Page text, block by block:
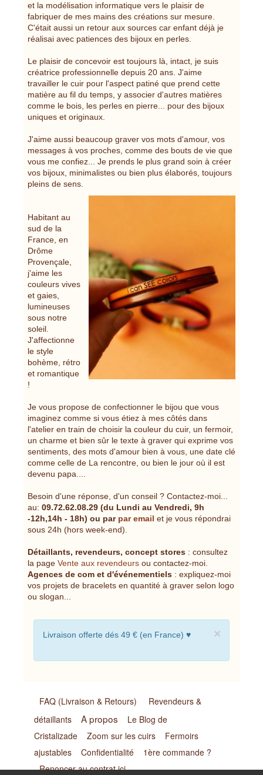
et la modélisation informatique vers le plaisir de
fabriquer de mes mains des créations sur mesure.
C'était aussi un retour aux sources car enfant déjà je
réalisai avec patiences des bijoux en perles.
Le plaisir de concevoir est toujours là, intact, je suis
créatrice professionnelle depuis 20 ans. J'aime
travailler le cuir pour l'aspect patiné que prend cette
matière au fil du temps, y associer d'autres matières
comme le bois, les perles en pierre... pour des bijoux
uniques et originaux.
J'aime aussi beaucoup graver vos mots d'amour, vos
messages à vos proches, comme des bouts de vie que
vous me confiez... Je prends le plus grand soin à créer
vos bijoux, minimalistes ou bien plus élaborés, toujours
pleins de sens.
Habitant au
sud de la
France, en
Drôme
Provençale,
j'aime les
couleurs vives
et gaies,
lumineuses
sous notre
soleil.
J'affectionne
le style
bohème, rétro
et romantique
!
Je vous propose de confectionner le bijou que vous
imaginez comme si vous étiez à mes côtés dans
l'atelier en train de choisir la couleur du cuir, un fermoir,
un charme et bien sûr le texte à graver qui exprime vos
sentiments, des mots d'amour bien à vous, une date clé
comme celle de La rencontre, ou bien le jour où il est
devenu papa....
Besoin d'une réponse, d'un conseil ? Contactez-moi...
au: 09.72.62.08.29 (du Lundi au Vendredi, 9h
-12h,14h - 18h) ou par par email et je vous répondrai
sous 24h (hors week-end).
Détaillants, revendeurs, concept stores : consultez
la page Vente aux revendeurs ou contactez-moi.
Agences de com et d'événementiels : expliquez-moi
vos projets de bracelets en quantité à graver selon logo
ou slogan...
×
Livraison offerte dés 49 € (en France) ♥
FAQ (Livraison & Retours)
Revendeurs &
détaillants
A propos
Le Blog de
Cristalizade
Zoom sur les cuirs
Fermoirs
ajustables
Confidentialité
1ère commande ?
Renoncer au contrat ici